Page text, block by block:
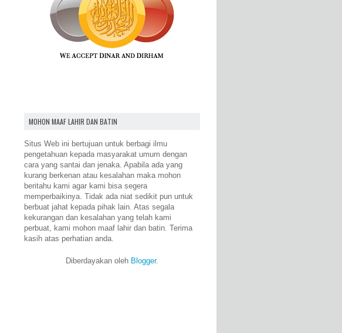
MOHON MAAF LAHIR DAN BATIN
Situs Web ini bertujuan untuk berbagi ilmu
pengetahuan kepada masyarakat umum dengan
cara yang santai dan jenaka. Apabila ada yang
kurang berkenan atau kesalahan maka mohon
beritahu kami agar kami bisa segera
memperbaikinya. Tidak ada niat sedikit pun untuk
berbuat jahat kepada pihak lain. Atas segala
kekurangan dan kesalahan yang telah kami
perbuat, kami mohon maaf lahir dan batin. Terima
kasih atas perhatian anda.
Diberdayakan oleh Blogger.